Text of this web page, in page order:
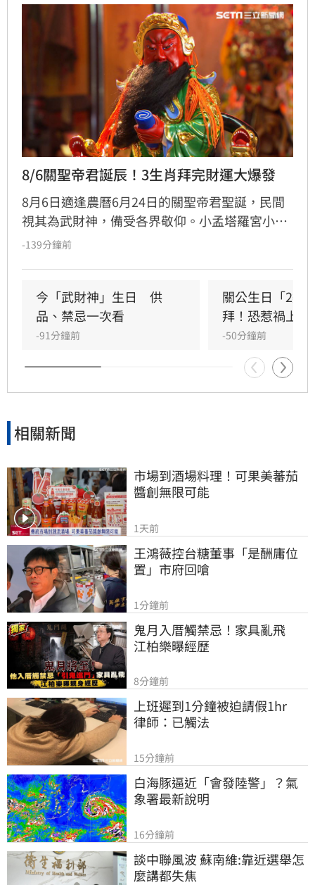
8/6關聖帝君誕辰！3生肖拜完財運大爆發
8月6日適逢農曆6月24日的關聖帝君聖誕，民間
視其為武財神，備受各界敬仰。小孟塔羅宮小立
指出，關聖帝君誕辰當日誠心祭拜，有望獲得神
產；生肖狗偏財運強，有望獲意外之財。專家強
調，無論生肖為何，只要虔誠備妥供品祭祀，皆
能祈求聖帝祖庇佑，迎來事業順遂與財源廣進的
好運勢，建議民眾把握良機，為下半年佈局求
財。
-139分鐘前
今「武財神」生日　供
品、禁忌一次看
-91分鐘前
關公生日「2類
拜！恐惹禍上身
-50分鐘前
相關新聞
市場到酒場料理！可果美蕃茄
醬創無限可能
1天前
王鴻薇控台糖董事「是酬庸位
置」市府回嗆
1分鐘前
鬼月入厝觸禁忌！家具亂飛
江柏樂曝經歷
8分鐘前
上班遲到1分鐘被迫請假1hr
律師：已觸法
15分鐘前
白海豚逼近「會發陸警」？氣
象署最新說明
16分鐘前
談中聯風波 蘇南維:靠近選舉怎
麼講都失焦